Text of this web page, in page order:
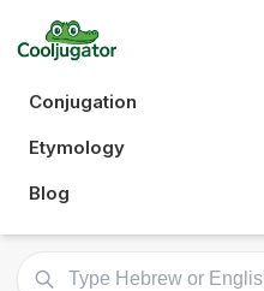
Conjugation
Etymology
Blog